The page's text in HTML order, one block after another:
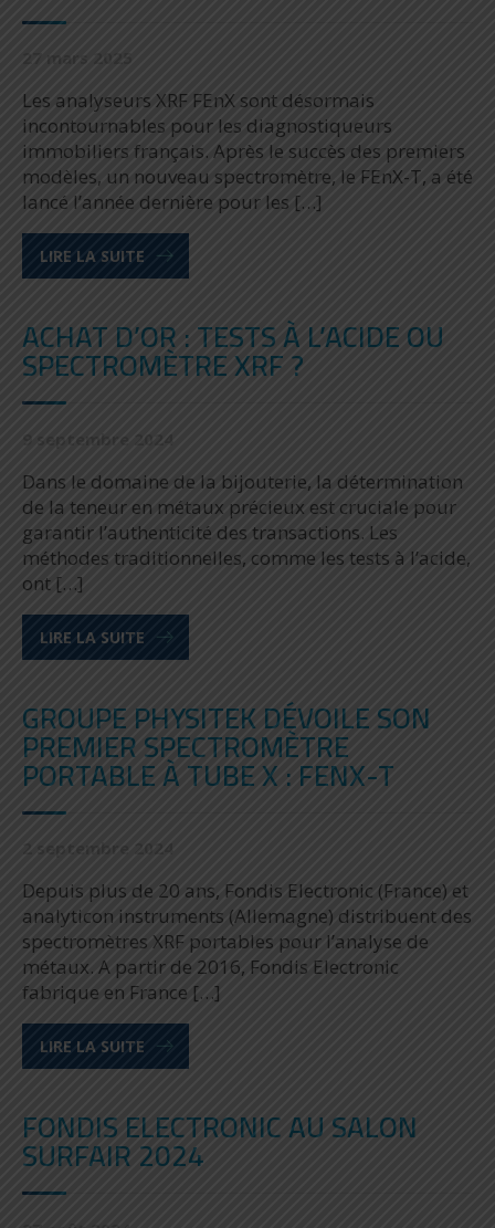
Les analyseurs XRF FEnX sont désormais
incontournables pour les diagnostiqueurs
immobiliers français. Après le succès des premiers
modèles, un nouveau spectromètre, le FEnX-T, a été
lancé l’année dernière pour les […]
LIRE LA SUITE
ACHAT D’OR : TESTS À L’ACIDE OU
SPECTROMÈTRE XRF ?
Dans le domaine de la bijouterie, la détermination
de la teneur en métaux précieux est cruciale pour
garantir l’authenticité des transactions. Les
méthodes traditionnelles, comme les tests à l’acide,
ont […]
LIRE LA SUITE
GROUPE PHYSITEK DÉVOILE SON
PREMIER SPECTROMÈTRE
PORTABLE À TUBE X : FENX-T
Depuis plus de 20 ans, Fondis Electronic (France) et
analyticon instruments (Allemagne) distribuent des
spectromètres XRF portables pour l’analyse de
métaux. A partir de 2016, Fondis Electronic
fabrique en France […]
LIRE LA SUITE
FONDIS ELECTRONIC AU SALON
SURFAIR 2024